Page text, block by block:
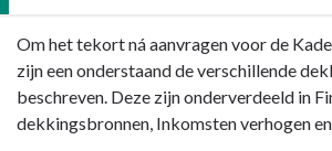
Terug
naar
navigatie
Om het tekort ná aanvragen voor de
zijn een onderstaand de verschillende
beschreven. Deze zijn onderverdeeld in
dekkingsbronnen, Inkomsten verhogen